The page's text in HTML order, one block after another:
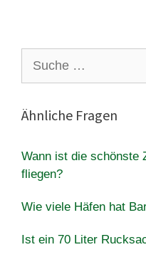
nach:
Ähnliche Fragen
Wann ist die schönste
fliegen?
Wie viele Häfen hat
Ist ein 70 Liter